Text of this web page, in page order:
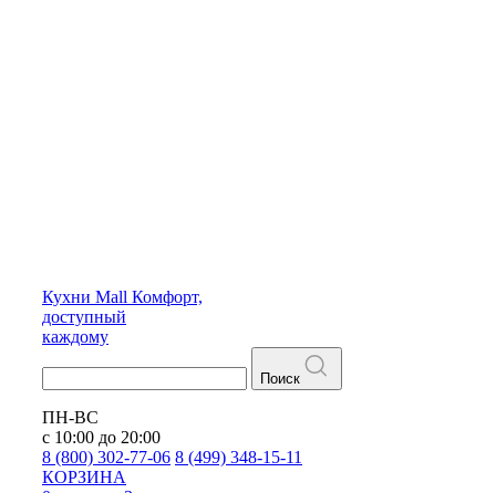
Кухни Mall Комфорт,
доступный
каждому
Поиск
ПН-ВС
с 10:00 до 20:00
8 (800) 302-77-06 8 (499) 348-15-11
КОРЗИНА